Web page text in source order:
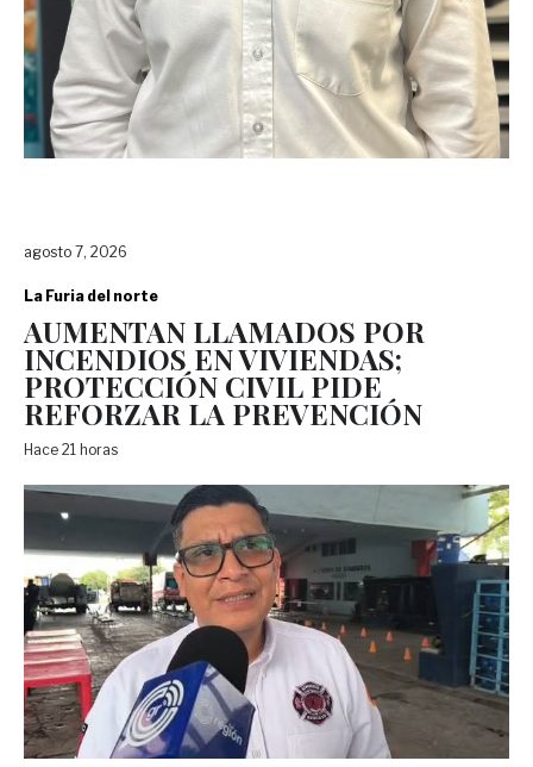
agosto 7, 2026
La Furia del norte
AUMENTAN LLAMADOS POR
INCENDIOS EN VIVIENDAS;
PROTECCIÓN CIVIL PIDE
REFORZAR LA PREVENCIÓN
Hace 21 horas